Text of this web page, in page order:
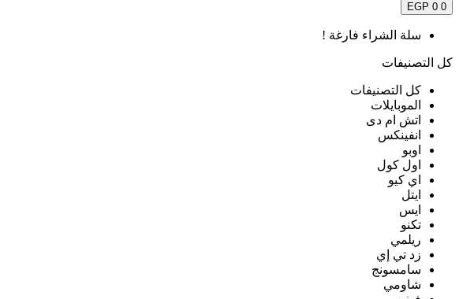
0
0 EGP
سلة الشراء فارغة !
كل التصنيفات
كل التصنيفات
الموبايلات
اتش ام دى
انفينكس
اوبو
اول كول
اي كيو
ايتل
ايس
تكنو
ريلمي
زد تي إي
سامسونج
شاومي